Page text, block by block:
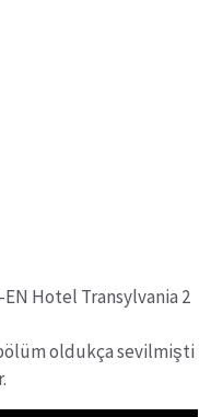
Hotel Transylvania 2
oldukça sevilmişti